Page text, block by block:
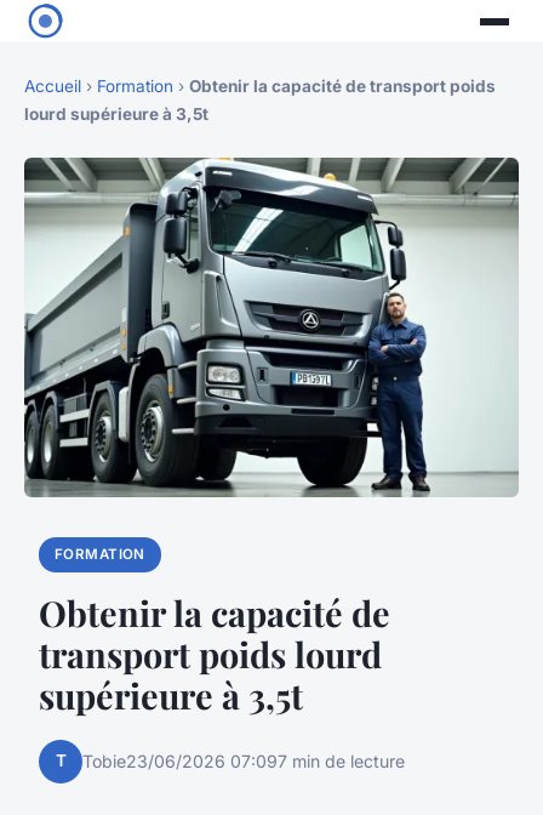
Accueil › Formation › Obtenir la capacité de transport poids
lourd supérieure à 3,5t
FORMATION
Obtenir la capacité de
transport poids lourd
supérieure à 3,5t
T Tobie23/06/2026 07:097 min de lecture